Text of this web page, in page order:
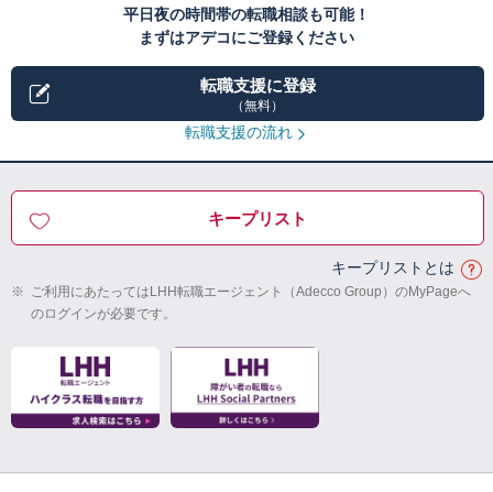
平日夜の時間帯の転職相談も可能！
まずはアデコにご登録ください
転職支援に登録
（無料）
転職支援の流れ
キープリスト
キープリストとは
※ ご利用にあたってはLHH転職エージェント（Adecco Group）のMyPageへ
のログインが必要です。